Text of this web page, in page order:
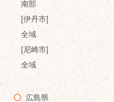
南部
[伊丹市]
全域
[尼崎市]
全域
広島県